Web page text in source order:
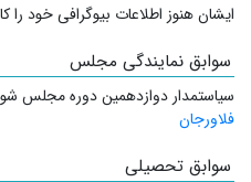
ایشان هنوز اطلاعات بیوگرافی خود را
سوابق نمایندگی مجلس
سیاستمدار دوازدهمین دوره مجلس
فلاورجان
سوابق تحصیلی